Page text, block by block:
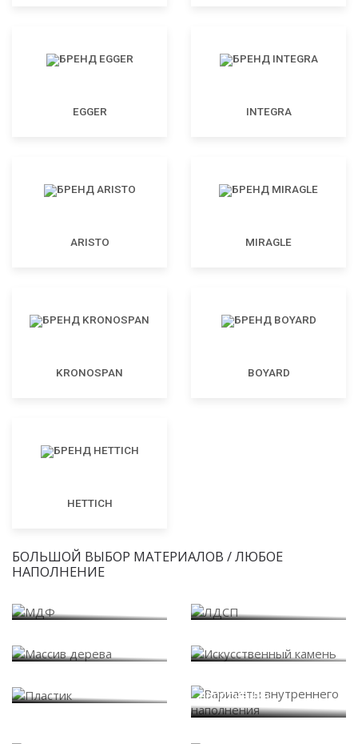
EGGER INTEGRA
ARISTO MIRAGLE
KRONOSPAN BOYARD
HETTICH
БОЛЬШОЙ ВЫБОР МАТЕРИАЛОВ / ЛЮБОЕ
НАПОЛНЕНИЕ
наполнения